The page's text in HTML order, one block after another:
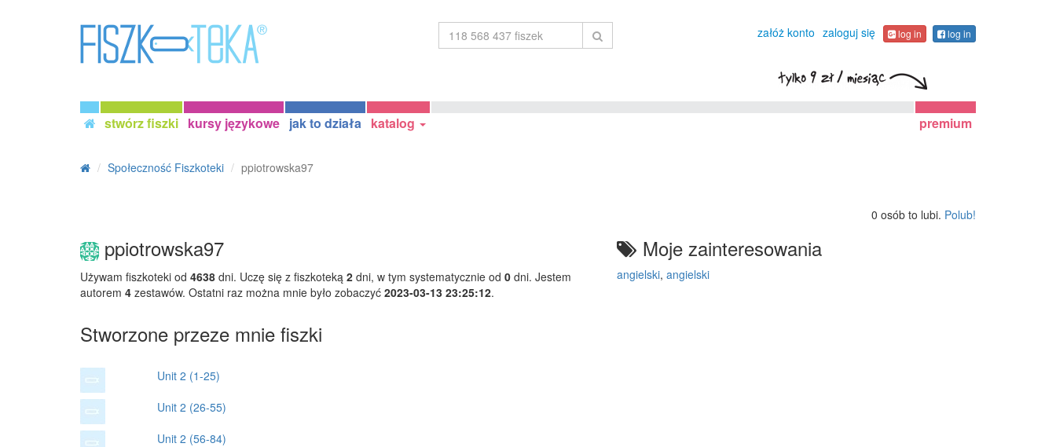
załóż konto zaloguj się log in log in
stwórz fiszki kursy językowe jak to działa katalog premium
Społeczność Fiszkoteki ppiotrowska97
0 osób to lubi. Polub!
ppiotrowska97
Używam fiszkoteki od 4638 dni. Uczę się z fiszkoteką 2 dni, w tym systematycznie od 0 dni. Jestem
autorem 4 zestawów. Ostatni raz można mnie było zobaczyć 2023-03-13 23:25:12.
Moje zainteresowania
angielski, angielski
Stworzone przeze mnie fiszki
Unit 2 (1-25)
Unit 2 (26-55)
Unit 2 (56-84)